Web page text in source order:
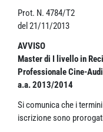
Prot. N. 4784/T2
del 21/11/2013
AVVISO
Master di I livello in
Professionale Cine-
a.a. 2013/2014
Si comunica che i
iscrizione sono